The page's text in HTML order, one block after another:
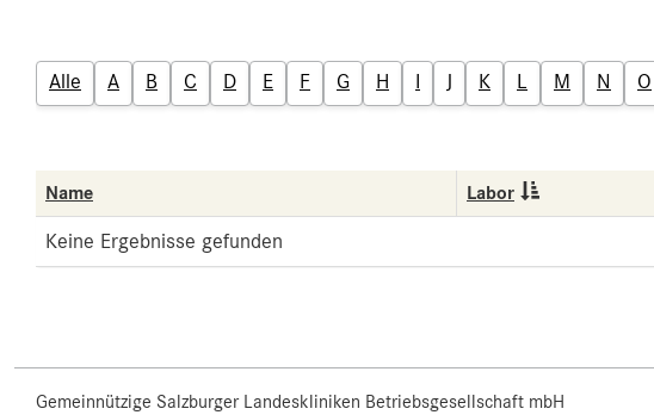
Alle A B C D E F G H I J K L M N O
Name Labor
Keine Ergebnisse gefunden
Gemeinnützige Salzburger Landeskliniken Betriebsgesellschaft mbH